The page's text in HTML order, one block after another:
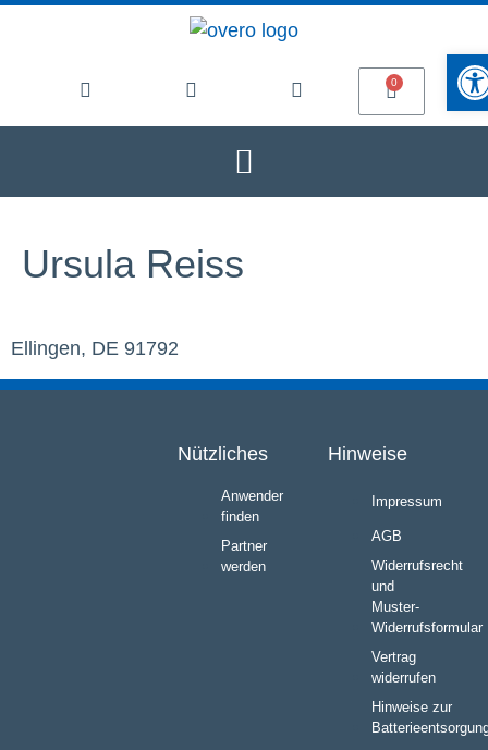
Ursula Reiss
Ellingen, DE 91792
Nützliches
Anwender
finden
Partner
werden
Hinweise
Impressum
AGB
Widerrufsrecht
und
Muster-
Widerrufsformular
Vertrag
widerrufen
Hinweise zur